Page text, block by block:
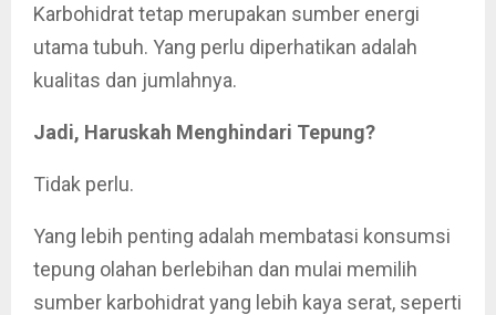
Karbohidrat tetap merupakan sumber energi
utama tubuh. Yang perlu diperhatikan adalah
kualitas dan jumlahnya.
Jadi, Haruskah Menghindari Tepung?
Tidak perlu.
Yang lebih penting adalah membatasi konsumsi
tepung olahan berlebihan dan mulai memilih
sumber karbohidrat yang lebih kaya serat, seperti